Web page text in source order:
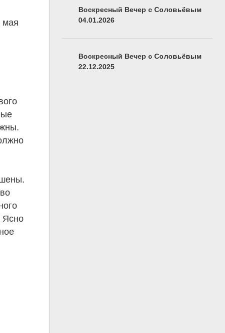
мая
Ясно
Воскресный Вечер с Соловьёвым
04.01.2026
Воскресный Вечер с Соловьёвым
22.12.2025